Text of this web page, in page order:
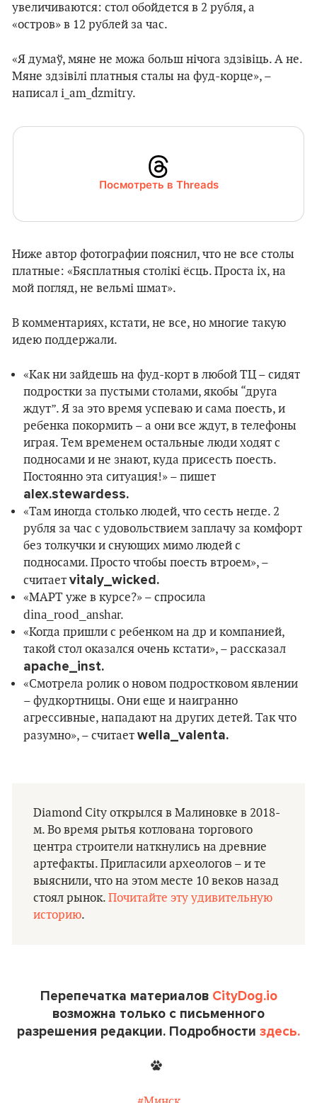
увеличиваются: стол обойдется в 2 рубля, а
«остров» в 12 рублей за час.
«Я думаў, мяне не можа больш нічога здзівіць. А не.
Мяне здзівілі платныя сталы на фуд-корце», –
написал i_am_dzmitry.
Посмотреть в Threads
Ниже автор фотографии пояснил, что не все столы
платные: «Бясплатныя столікі ёсць. Проста іх, на
мой погляд, не вельмі шмат».
В комментариях, кстати, не все, но многие такую
идею поддержали.
«Как ни зайдешь на фуд-корт в любой ТЦ – сидят
подростки за пустыми столами, якобы “друга
ждут”. Я за это время успеваю и сама поесть, и
ребенка покормить – а они все ждут, в телефоны
играя. Тем временем остальные люди ходят с
подносами и не знают, куда присесть поесть.
Постоянно эта ситуация!» – пишет
alex.stewardess.
«Там иногда столько людей, что сесть негде. 2
рубля за час с удовольствием заплачу за комфорт
без толкучки и снующих мимо людей с
подносами. Просто чтобы поесть втроем», –
считает vitaly_wicked.
«МАРТ уже в курсе?» – спросила
dina_rood_anshar.
«Когда пришли с ребенком на др и компанией,
такой стол оказался очень кстати», – рассказал
apache_inst.
«Смотрела ролик о новом подростковом явлении
– фудкортницы. Они еще и наигранно
агрессивные, нападают на других детей. Так что
разумно», – считает wella_valenta.
Diamond City открылся в Малиновке в 2018-
м. Во время рытья котлована торгового
центра строители наткнулись на древние
артефакты. Пригласили археологов – и те
выяснили, что на этом месте 10 веков назад
стоял рынок. Почитайте эту удивительную
историю.
Перепечатка материалов CityDog.io
возможна только с письменного
разрешения редакции. Подробности здесь.